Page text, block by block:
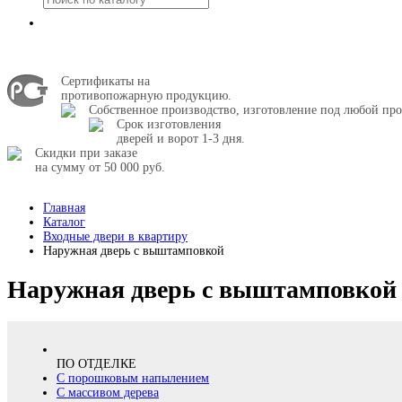
Сертификаты на
противопожарную продукцию.
Собственное производство, изготовление под любой
Срок изготовления
дверей и ворот 1-3 дня.
Скидки при заказе
на сумму от 50 000 руб.
Главная
Каталог
Входные двери в квартиру
Наружная дверь с выштамповкой
Наружная дверь с выштамповкой
ПО ОТДЕЛКЕ
С порошковым напылением
С массивом дерева